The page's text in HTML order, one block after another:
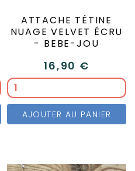
ATTACHE TÉTINE
NUAGE VELVET ÉCRU
- BEBE-JOU
16,90 €
AJOUTER AU PANIER